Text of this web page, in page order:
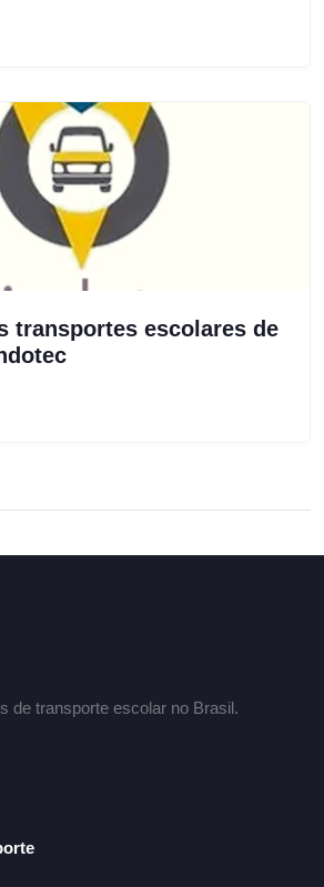
transportes escolares de
de transporte escolar no Brasil.